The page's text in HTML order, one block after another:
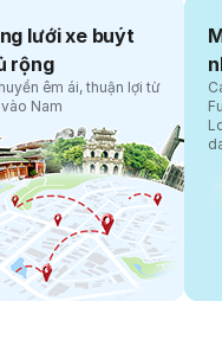
lưới xe buýt
rộng
êm ái, thuận lợi từ
Nam